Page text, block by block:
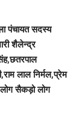
पंचायत सदस्य
शैलेन्द्र
लाल निर्मल,प्रेम
सैकड़ो लोग